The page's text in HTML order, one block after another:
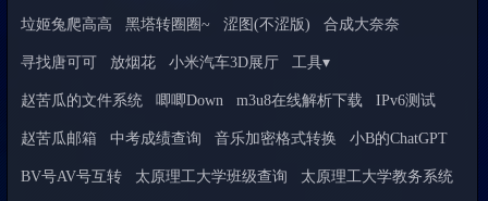
垃姬兔爬高高 黑塔转圈圈~ 涩图(不涩版) 合成大奈奈
寻找唐可可 放烟花 小米汽车3D展厅 工具▾
赵苦瓜的文件系统 唧唧Down m3u8在线解析下载 IPv6测试
赵苦瓜邮箱 中考成绩查询 音乐加密格式转换 小B的ChatGPT
BV号AV号互转 太原理工大学班级查询 太原理工大学教务系统